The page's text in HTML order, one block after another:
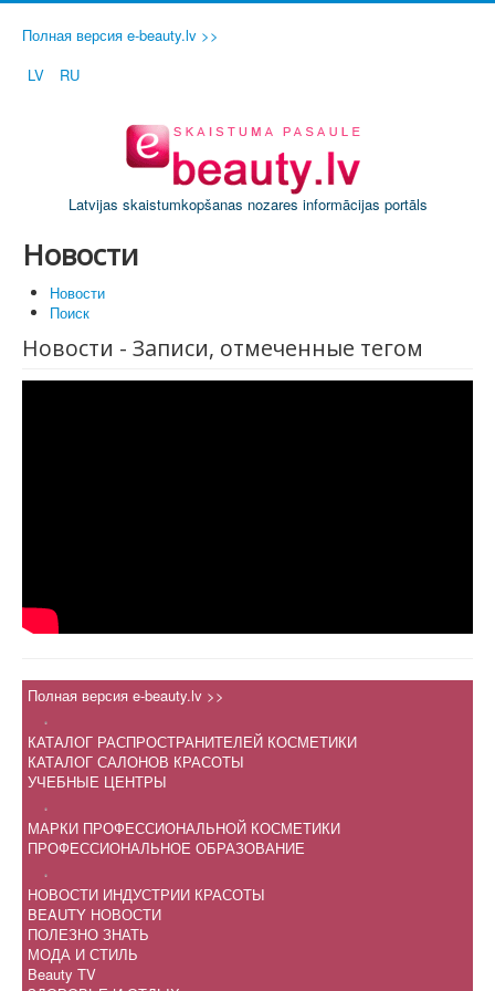
Полная версия e-beauty.lv >>
LV
RU
Latvijas skaistumkopšanas nozares informācijas portāls
Новости
Новости
Поиск
Новости - Записи, отмеченные тегом
Полная версия e-beauty.lv >>
.
КАТАЛОГ РАСПРОСТРАНИТЕЛЕЙ КОСМЕТИКИ
КАТАЛОГ САЛОНОВ КРАСОТЫ
УЧЕБНЫЕ ЦЕНТРЫ
.
МАРКИ ПРОФЕССИОНАЛЬНОЙ КОСМЕТИКИ
ПРОФЕССИОНАЛЬНОЕ ОБРАЗОВАНИЕ
.
НОВОСТИ ИНДУСТРИИ КРАСОТЫ
BEAUTY НОВОСТИ
ПОЛЕЗНО ЗНАТЬ
МОДА И СТИЛЬ
Beauty TV